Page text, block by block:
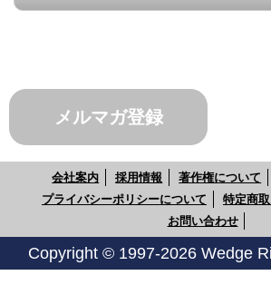
メルマガ登録
会社案内 採用情報 著作権について
プライバシーポリシーについて
特定商
お問い合わせ
Copyright © 1997-2026 Wedge